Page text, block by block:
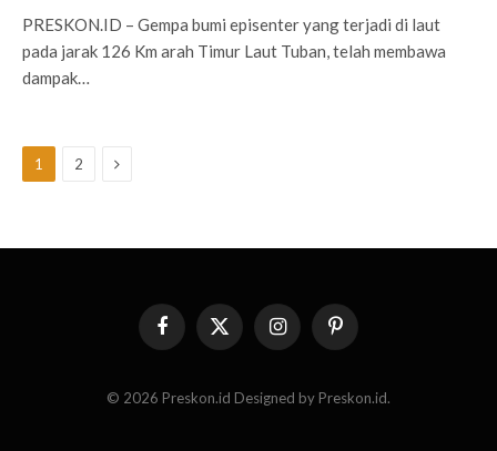
PRESKON.ID – Gempa bumi episenter yang terjadi di laut
pada jarak 126 Km arah Timur Laut Tuban, telah membawa
dampak…
1 2 Next
FacebookX
(Twitter)
InstagramPinterest
© 2026 Preskon.id Designed by Preskon.id.